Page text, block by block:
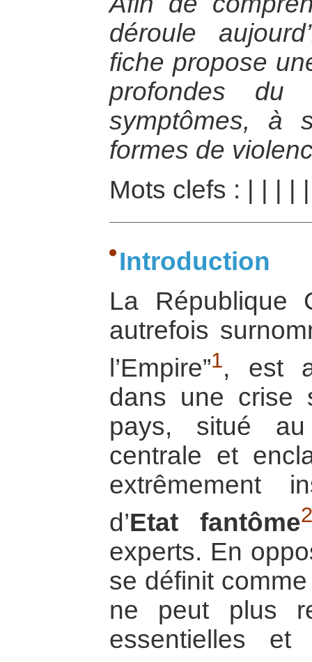
déroule
fiche propose
profondes
symptômes, à
formes de
Mots clefs :
Introduction
La République
autrefois
l’Empire”1, est
dans une crise
pays, situé
centrale et
extrêmement
d’Etat fantôme2
experts. En
se définit
ne peut plus
essentielles